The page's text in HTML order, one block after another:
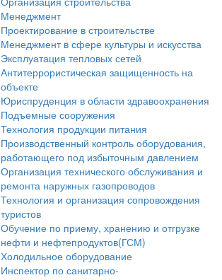
Менеджмент
Проектирование в строительстве
Менеджмент в сфере культуры и искусства
Эксплуатация тепловых сетей
Антитеррористическая защищенность на
объекте
Юриспруденция в области здравоохранения
Подъемные сооружения
Технология продукции питания
Производственный контроль оборудования,
работающего под избыточным давлением
Организация технического обслуживания и
ремонта наружных газопроводов
Технология и организация сопровождения
туристов
Обучение по приему, хранению и отгрузке
нефти и нефтепродуктов(ГСМ)
Холодильное оборудование
Инспектор по санитарно-